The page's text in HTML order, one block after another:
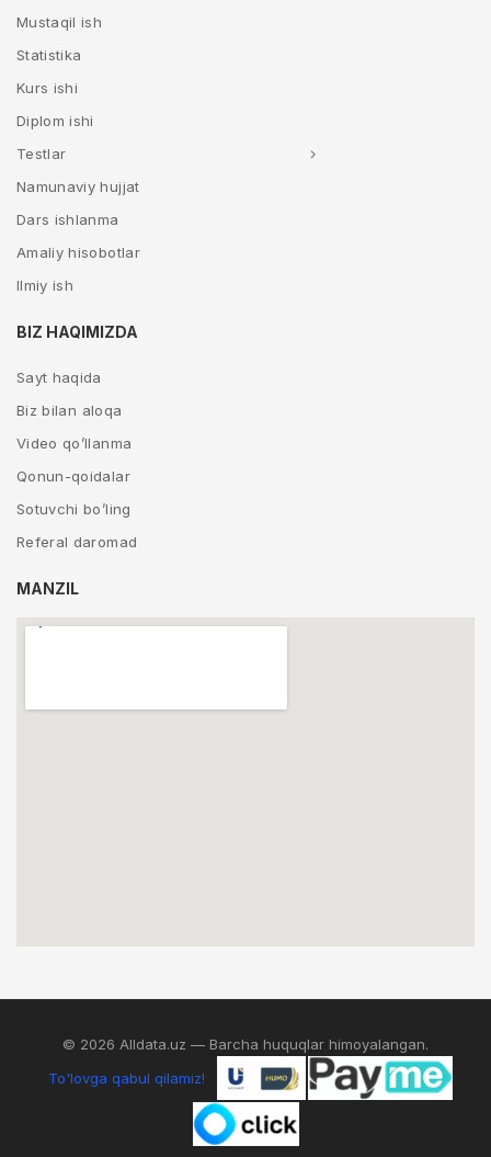
Mustaqil ish
Statistika
Kurs ishi
Diplom ishi
Testlar
Namunaviy hujjat
Dars ishlanma
Amaliy hisobotlar
Ilmiy ish
BIZ HAQIMIZDA
Sayt haqida
Biz bilan aloqa
Video qo’llanma
Qonun-qoidalar
Sotuvchi bo’ling
Referal daromad
MANZIL
© 2026 Alldata.uz — Barcha huquqlar himoyalangan.
To'lovga qabul qilamiz!